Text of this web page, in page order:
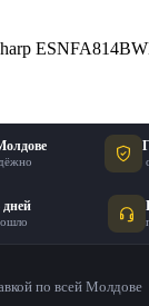
дней
по всей Молдове